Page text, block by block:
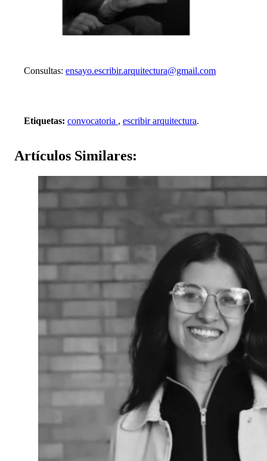
Consultas: ensayo.escribir.arquitectura@gmail.com
Etiquetas: convocatoria , escribir arquitectura.
Artículos Similares: